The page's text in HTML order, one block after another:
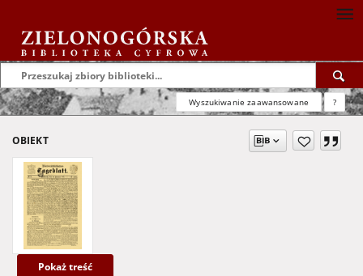
Wyszukiwanie zaawansowane ?
OBIEKT
Pokaż treść